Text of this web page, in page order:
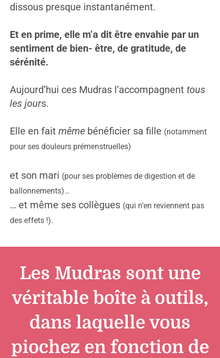
dissous presque instantanément.
Et en prime, elle m’a dit être envahie par un
sentiment de bien- être, de gratitude, de
sérénité.
Aujourd’hui ces Mudras l’accompagnent tous
les jours.
Elle en fait même bénéficier sa fille (notamment
pour ses douleurs prémenstruelles)
et son mari (pour ses problèmes de digestion et de
ballonnements)…
… et même ses collègues (qui n’en reviennent pas
des effets !).
Les Mudras sont une
véritable boîte à outils,
dans laquelle vous
piochez en fonction de